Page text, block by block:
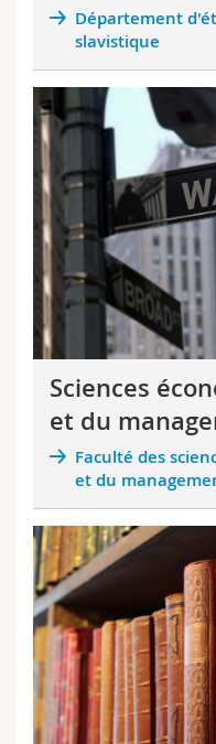
Département
slavistique
Sciences
et du
Faculté des
et du